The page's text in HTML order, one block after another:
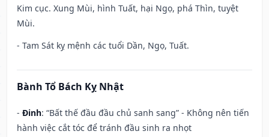
Kim cục. Xung Mùi, hình Tuất, hại Ngọ, phá Thìn, tuyệt
Mùi.
- Tam Sát kỵ mệnh các tuổi Dần, Ngọ, Tuất.
Bành Tổ Bách Kỵ Nhật
- Đinh: “Bất thế đầu đầu chủ sanh sang” - Không nên tiến
hành việc cắt tóc để tránh đầu sinh ra nhọt